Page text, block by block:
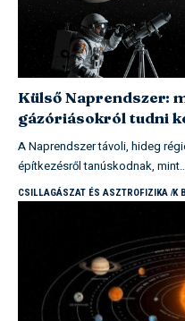
Külső Naprendszer:
gázóriásokról tudni
A Naprendszer távoli, hideg
építkezésről tanúskodnak,
CSILLAGÁSZAT ÉS ASZTROFIZIKA K